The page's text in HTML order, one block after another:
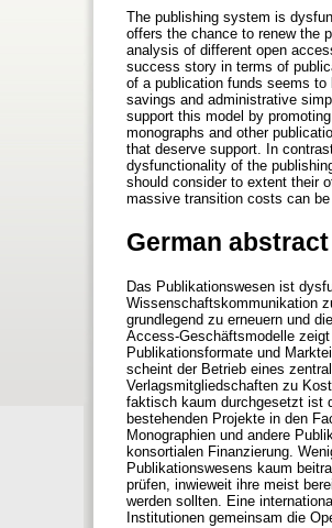
The publishing system is
offers the chance to renew the
analysis of different open
success story in terms of
of a publication funds seems
savings and administrative
support this model by
monographs and other
that deserve support. In
dysfunctionality of the
should consider to extent their
massive transition costs can
German abstract
Das Publikationswesen ist
Wissenschaftskommunikation
grundlegend zu erneuern und
Access-Geschäftsmodelle
Publikationsformate und
scheint der Betrieb eines
Verlagsmitgliedschaften zu
faktisch kaum durchgesetzt ist
bestehenden Projekte in den
Monographien und andere
konsortialen Finanzierung.
Publikationswesens kaum
prüfen, inwieweit ihre meist
werden sollten. Eine
Institutionen gemeinsam die